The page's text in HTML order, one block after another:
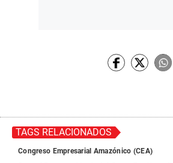
TAGS RELACIONADOS
Congreso Empresarial Amazónico (CEA)